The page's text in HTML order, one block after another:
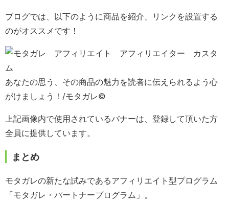
ブログでは、以下のように商品を紹介、リンクを設置する
のがオススメです！
あなたの思う、その商品の魅力を読者に伝えられるよう心
がけましょう！/モタガレ©
上記画像内で使用されているバナーは、登録して頂いた方
全員に提供しています。
まとめ
モタガレの新たな試みであるアフィリエイト型プログラム
「モタガレ・パートナープログラム」。